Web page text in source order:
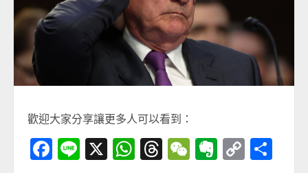
歡迎大家分享讓更多人可以看到：
Facebook
Line
X WhatsApp
Threads
WeChat
Evernote
Copy